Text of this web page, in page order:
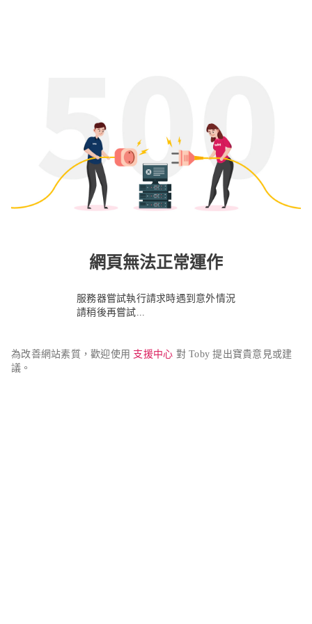
網頁無法正常運作
服務器嘗試執行請求時遇到意外情況
請稍後再嘗試...
為改善網站素質，歡迎使用 支援中心 對 Toby 提出寶貴意見或建
議。